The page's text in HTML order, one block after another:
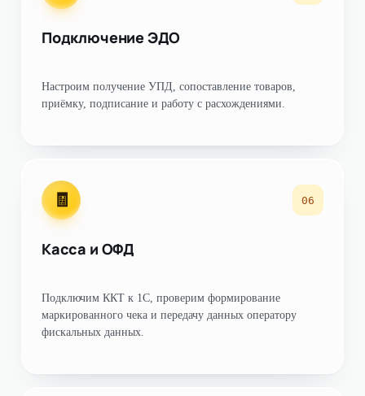
Подключение ЭДО
Настроим получение УПД, сопоставление товаров,
приёмку, подписание и работу с расхождениями.
🧾 06
Касса и ОФД
Подключим ККТ к 1С, проверим формирование
маркированного чека и передачу данных оператору
фискальных данных.